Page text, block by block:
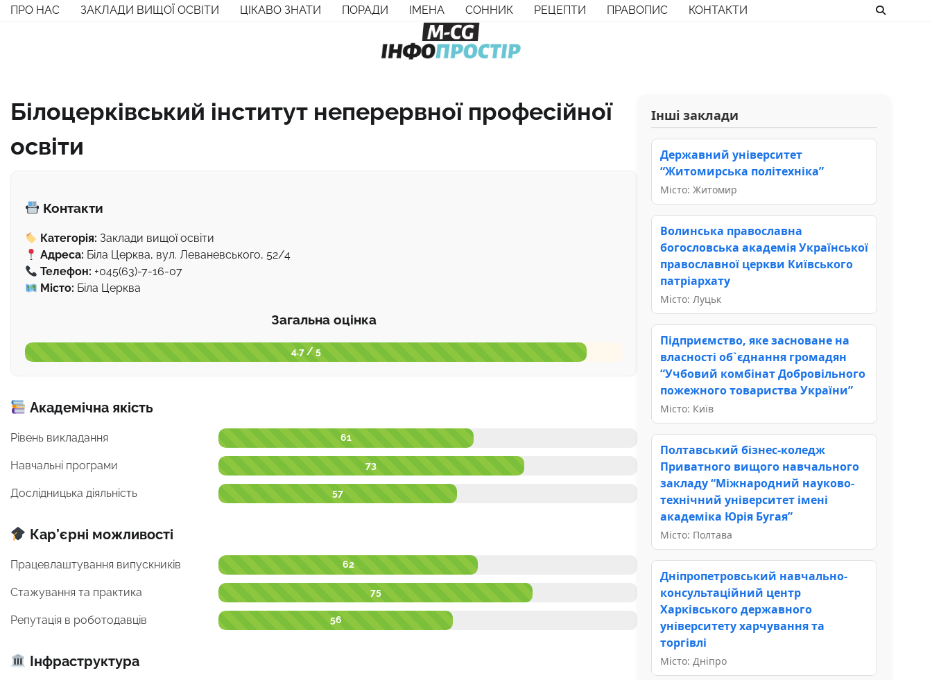
Перейти
ПРО НАС ЗАКЛАДИ ВИЩОЇ ОСВІТИ ЦІКАВО ЗНАТИ ПОРАДИ ІМЕНА СОННИК РЕЦЕПТИ ПРАВОПИС КОНТАКТИ
Білоцерківський інститут неперервної професійної
освіти
Контакти
Категорія: Заклади вищої освіти
Адреса: Біла Церква, вул. Леваневського, 52/4
Телефон: +045(63)-7-16-07
Місто: Біла Церква
Загальна оцінка
4.7 / 5
Академічна якість
Рівень викладання 61
Навчальні програми 73
Дослідницька діяльність 57
Кар’єрні можливості
Працевлаштування випускників 62
Стажування та практика 75
Репутація в роботодавців 56
Інфраструктура
Інші заклади
Державний університет
“Житомирська політехніка”
Місто: Житомир
Волинська православна
богословська академія Української
православної церкви Київського
патріархату
Місто: Луцьк
Підприємство, яке засноване на
власності об`єднання громадян
“Учбовий комбінат Добровільного
пожежного товариства України”
Місто: Київ
Полтавський бізнес-коледж
Приватного вищого навчального
закладу “Міжнародний науково-
технічний університет імені
академіка Юрія Бугая”
Місто: Полтава
Дніпропетровський навчально-
консультаційний центр
Харківського державного
університету харчування та
торгівлі
Місто: Дніпро